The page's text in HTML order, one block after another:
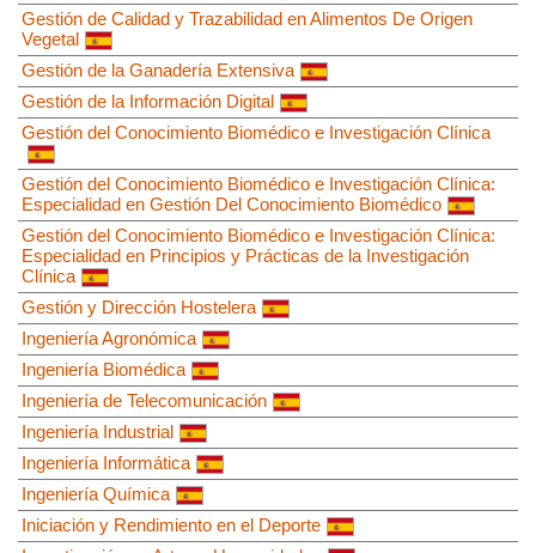
Gestión de Calidad y Trazabilidad en Alimentos De Origen
Vegetal
Gestión de la Ganadería Extensiva
Gestión de la Información Digital
Gestión del Conocimiento Biomédico e Investigación Clínica
Gestión del Conocimiento Biomédico e Investigación Clínica:
Especialidad en Gestión Del Conocimiento Biomédico
Gestión del Conocimiento Biomédico e Investigación Clínica:
Especialidad en Principios y Prácticas de la Investigación
Clínica
Gestión y Dirección Hostelera
Ingeniería Agronómica
Ingeniería Biomédica
Ingeniería de Telecomunicación
Ingeniería Industrial
Ingeniería Informática
Ingeniería Química
Iniciación y Rendimiento en el Deporte